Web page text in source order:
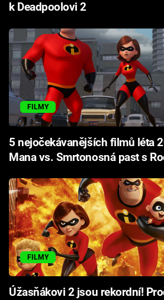
k Deadpoolovi 2
FILMY
5 nejočekávanějších filmů léta
Mana vs. Smrtonosná past s
FILMY
Úžasňákovi 2 jsou rekordní!